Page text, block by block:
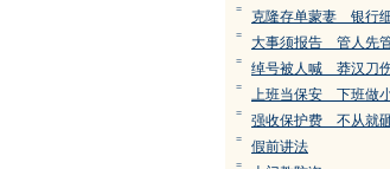
= 克隆存单蒙妻 银行
= 大事须报告 管人先
= 绰号被人喊 莽汉刀
= 上班当保安 下班做
= 强收保护费 不从就
= 假前讲法
=